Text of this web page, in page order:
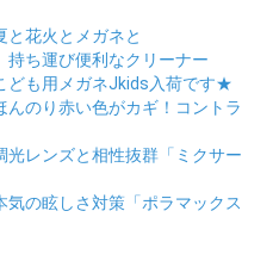
と花火とメガネと
持ち運び便利なクリーナー
ども用メガネJkids入荷です★
んのり赤い色がカギ！コントラ
光レンズと相性抜群「ミクサー
気の眩しさ対策「ポラマックス